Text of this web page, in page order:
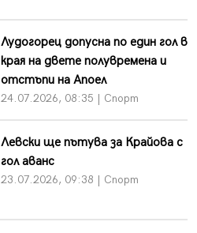
Лудогорец допусна по един гол в
края на двете полувремена и
отстъпи на Апоел
24.07.2026, 08:35 | Спорт
Левски ще пътува за Крайова с
гол аванс
23.07.2026, 09:38 | Спорт